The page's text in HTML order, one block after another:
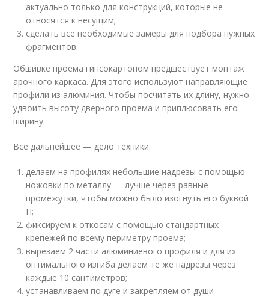
актуально только для конструкций, которые не
относятся к несущим;
сделать все необходимые замеры для подбора нужных
фрагментов.
Обшивке проема гипсокартоном предшествует монтаж
арочного каркаса. Для этого используют направляющие
профили из алюминия. Чтобы посчитать их длину, нужно
удвоить высоту дверного проема и приплюсовать его
ширину.
Все дальнейшее — дело техники:
делаем на профилях небольшие надрезы с помощью
ножовки по металлу — лучше через равные
промежутки, чтобы можно было изогнуть его буквой
П;
фиксируем к откосам с помощью стандартных
крепежей по всему периметру проема;
вырезаем 2 части алюминиевого профиля и для их
оптимального изгиба делаем те же надрезы через
каждые 10 сантиметров;
устанавливаем по дуге и закрепляем от души